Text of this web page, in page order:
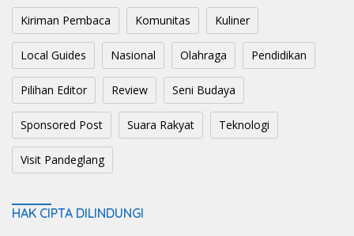
Kiriman Pembaca Komunitas Kuliner
Local Guides Nasional Olahraga Pendidikan
Pilihan Editor Review Seni Budaya
Sponsored Post Suara Rakyat Teknologi
Visit Pandeglang
HAK CIPTA DILINDUNGI